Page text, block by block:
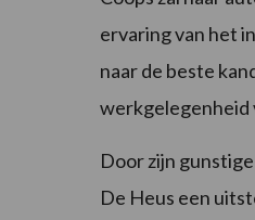
ervaring van het
naar de beste
werkgelegenheid
Door zijn
De Heus een